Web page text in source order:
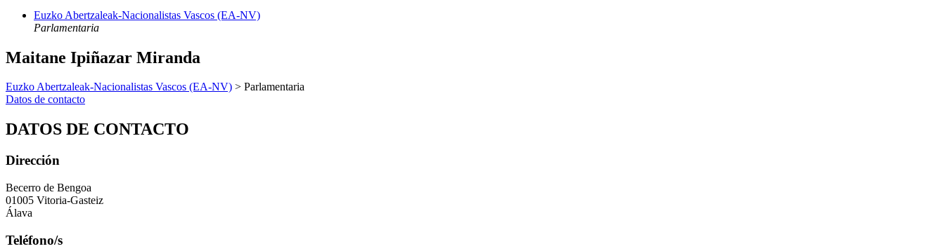
Euzko Abertzaleak-Nacionalistas Vascos (EA-NV)
Parlamentaria
Maitane Ipiñazar Miranda
Euzko Abertzaleak-Nacionalistas Vascos (EA-NV) > Parlamentaria
Datos de contacto
DATOS DE CONTACTO
Dirección
Becerro de Bengoa
01005 Vitoria-Gasteiz
Álava
Teléfono/s